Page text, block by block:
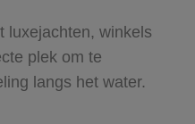
luxejachten, winkels
plek om te
langs het water.